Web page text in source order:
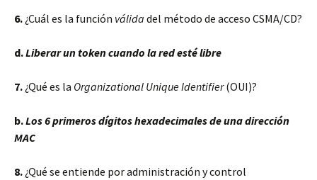
6. ¿Cuál es la función válida del método de acceso CSMA/CD?
d.Liberar un token cuando la red esté libre
7. ¿Qué es la Organizational Unique Identifier(OUI)?
b.Los 6 primeros dígitos hexadecimales de una dirección
MAC
8. ¿Qué se entiende por administración y control